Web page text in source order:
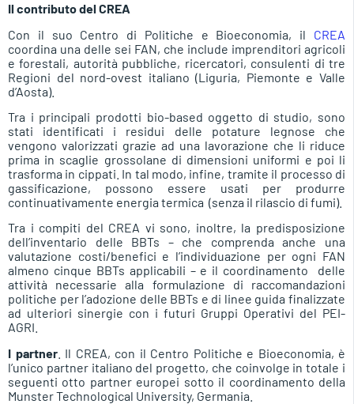
Il contributo del CREA
Con il suo Centro di Politiche e Bioeconomia, il CREA
coordina una delle sei FAN, che include imprenditori agricoli
e forestali, autorità pubbliche, ricercatori, consulenti di tre
Regioni del nord-ovest italiano (Liguria, Piemonte e Valle
d’Aosta).
Tra i principali prodotti bio-based oggetto di studio, sono
stati identificati i residui delle potature legnose che
vengono valorizzati grazie ad una lavorazione che li riduce
prima in scaglie grossolane di dimensioni uniformi e poi li
trasforma in cippati. In tal modo, infine, tramite il processo di
gassificazione, possono essere usati per produrre
continuativamente energia termica (senza il rilascio di fumi).
Tra i compiti del CREA vi sono, inoltre, la predisposizione
dell’inventario delle BBTs – che comprenda anche una
valutazione costi/benefici e l’individuazione per ogni FAN
almeno cinque BBTs applicabili – e il coordinamento delle
attività necessarie alla formulazione di raccomandazioni
politiche per l’adozione delle BBTs e di linee guida finalizzate
ad ulteriori sinergie con i futuri Gruppi Operativi del PEI-
AGRI.
I partner. Il CREA, con il Centro Politiche e Bioeconomia, è
l’unico partner italiano del progetto, che coinvolge in totale i
seguenti otto partner europei sotto il coordinamento della
Munster Technological University, Germania.